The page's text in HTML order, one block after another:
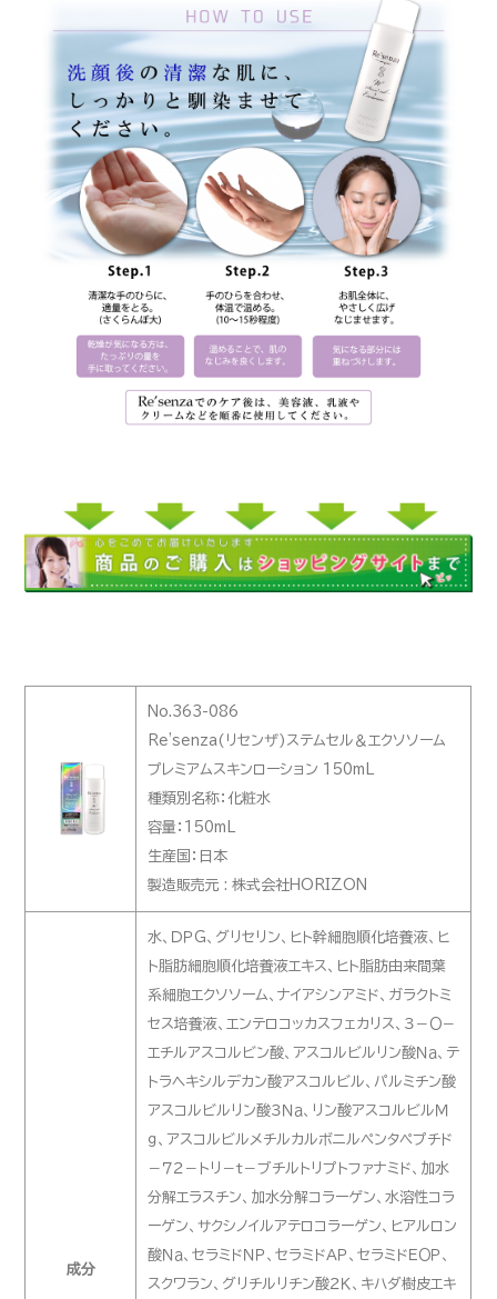
No.363-086
Re'senza(リセンザ)ステムセル＆エクソソーム
プレミアムスキンローション 150mL
種類別名称：化粧水
容量：150mL
生産国：日本
製造販売元 : 株式会社HORIZON
成分
水、ＤＰＧ、グリセリン、ヒト幹細胞順化培養液、ヒ
ト脂肪細胞順化培養液エキス、ヒト脂肪由来間葉
系細胞エクソソーム、ナイアシンアミド、ガラクトミ
セス培養液、エンテロコッカスフェカリス、３－Ｏ－
エチルアスコルビン酸、アスコルビルリン酸Ｎａ、テ
トラヘキシルデカン酸アスコルビル、パルミチン酸
アスコルビルリン酸３Ｎａ、リン酸アスコルビルＭ
ｇ、アスコルビルメチルカルボニルペンタペプチド
－７２－トリ－ｔ－ブチルトリプトファナミド、加水
分解エラスチン、加水分解コラーゲン、水溶性コラ
ーゲン、サクシノイルアテロコラーゲン、ヒアルロン
酸Ｎａ、セラミドＮＰ、セラミドＡＰ、セラミドＥＯＰ、
スクワラン、グリチルリチン酸２Ｋ、キハダ樹皮エキ